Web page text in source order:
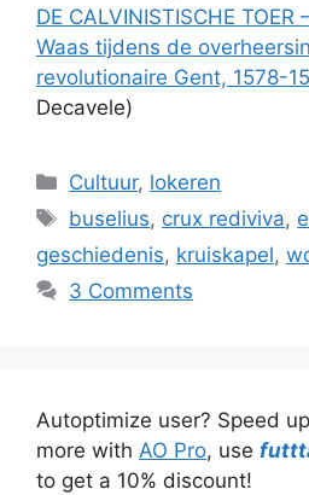
DE CALVINISTISCHE
Waas tijdens de
revolutionaire Gent, 1578-
Decavele)
Categories
Cultuur, lokeren
Tags
buselius, crux rediviva,
geschiedenis, kruiskapel,
3 Comments
Autoptimize user? Speed
more with AO Pro, use
to get a 10% discount!